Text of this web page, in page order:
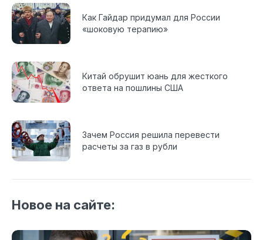
Как Гайдар придумал для России
«шоковую терапию»
Китай обрушит юань для жесткого
ответа на пошлины США
Зачем Россия решила перевести
расчеты за газ в рубли
Новое на сайте: